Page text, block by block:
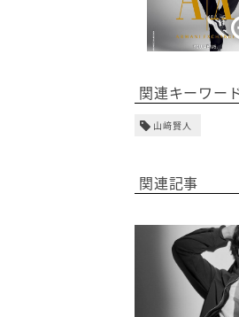
関連キーワー
山﨑賢人
関連記事